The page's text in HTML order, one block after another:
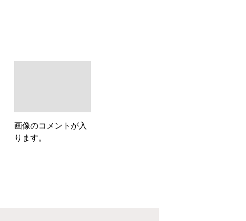
画像のコメントが入
ります。